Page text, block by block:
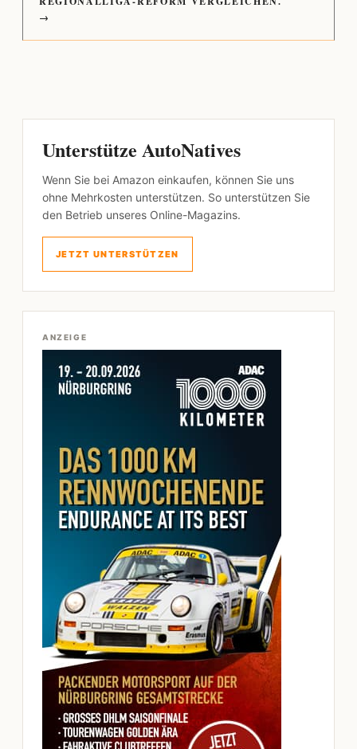
→
Unterstütze AutoNatives
Wenn Sie bei Amazon einkaufen, können Sie uns
ohne Mehrkosten unterstützen. So unterstützen Sie
den Betrieb unseres Online-Magazins.
JETZT UNTERSTÜTZEN
ANZEIGE